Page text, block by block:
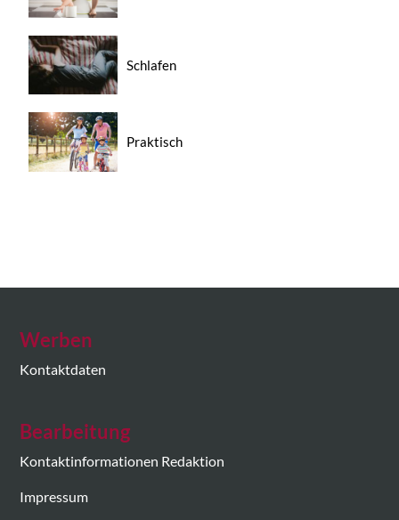
Schlafen
Praktisch
Werben
Kontaktdaten
Bearbeitung
Kontaktinformationen Redaktion
Impressum